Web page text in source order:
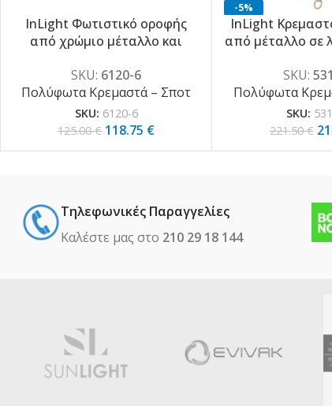
-5%
InLight Φωτιστικό οροφής
από χρώμιο μέταλλο και
(6120-6)
SKU: 6120-6
Πολύφωτα Κρεμαστά – Σποτ
SKU: 6120-6
125.00€ 118.75 €
-5%
InLight
από μέταλλο σε
SKU:
Πολύφωτα
SKU:
221.50€
Τηλεφωνικές Παραγγελίες
Καλέστε μας στο 210 29 18 144